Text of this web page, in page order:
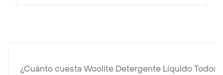
¿Cuánto cuesta Woolite Detergente Líquido Todos